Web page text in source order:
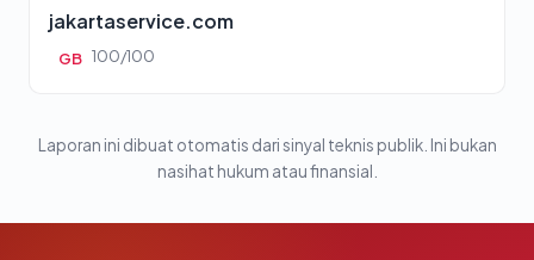
jakartaservice.com
GB 100/100
Laporan ini dibuat otomatis dari sinyal teknis publik. Ini bukan
nasihat hukum atau finansial.